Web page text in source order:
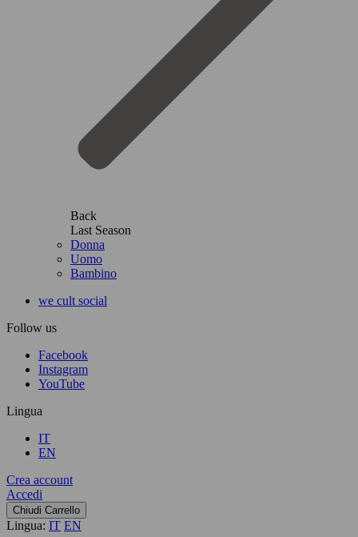
Back
Last Season
Donna
Uomo
Bambino
we cult social
Follow us
Facebook
Instagram
YouTube
Lingua
IT
EN
Crea account
Accedi
Chiudi Carrello
Lingua: IT EN